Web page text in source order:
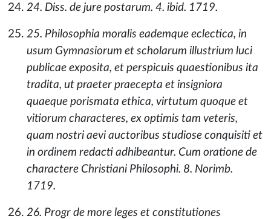
24. Diss. de jure postarum. 4. ibid. 1719.
25. Philosophia moralis eademque eclectica, in
usum Gymnasiorum et scholarum illustrium luci
publicae exposita, et perspicuis quaestionibus ita
tradita, ut praeter praecepta et insigniora
quaeque porismata ethica, virtutum quoque et
vitiorum characteres, ex optimis tam veteris,
quam nostri aevi auctoribus studiose conquisiti et
in ordinem redacti adhibeantur. Cum oratione de
charactere Christiani Philosophi. 8. Norimb.
1719.
26. Progr de more leges et constitutiones